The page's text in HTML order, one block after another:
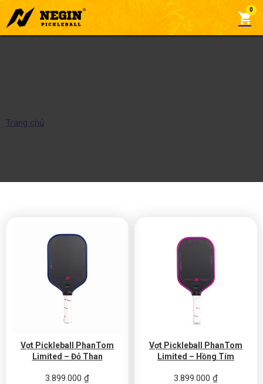
0
Trang chủ
Vợt Pickleball PhanTom
Limited – Đỏ Than
3.899.000 ₫
Vợt Pickleball PhanTom
Limited – Hồng Tím
3.899.000 ₫